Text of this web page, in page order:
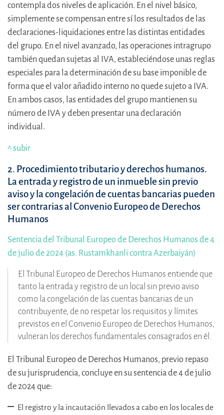
contempla dos niveles de aplicación. En el nivel básico,
simplemente se compensan entre sí los resultados de las
declaraciones-liquidaciones entre las distintas entidades
del grupo. En el nivel avanzado, las operaciones intragrupo
también quedan sujetas al IVA, estableciéndose unas reglas
especiales para la determinación de su base imponible de
forma que el valor añadido interno no quede sujeto a IVA.
En ambos casos, las entidades del grupo mantienen su
número de IVA y deben presentar una declaración
individual.
^ subir
2. Procedimiento tributario y derechos humanos.
La entrada y registro de un inmueble sin previo
aviso y la congelación de cuentas bancarias pueden
ser contrarias al Convenio Europeo de Derechos
Humanos
Sentencia del Tribunal Europeo de Derechos Humanos de 4
de julio de 2024 (as. Rustamkhanli contra Azerbaiyán)
El Tribunal Europeo de Derechos Humanos entiende que
tanto la entrada y registro de un local sin previo aviso
como la congelación de las cuentas bancarias de un
contribuyente, de no respetar los requisitos y límites
previstos en el Convenio Europeo de Derechos Humanos,
vulneran los derechos fundamentales consagrados en él.
El Tribunal Europeo de Derechos Humanos, previo repaso
de su jurisprudencia, concluye en su sentencia de 4 de julio
de 2024 que:
El registro y la incautación llevados a cabo en los locales de